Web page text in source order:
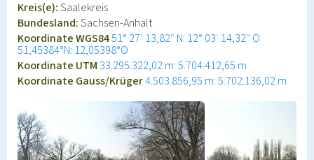
Kreis(e):Saalekreis
Bundesland:Sachsen-Anhalt
Koordinate WGS8451° 27′ 13,82″ N: 12° 03′ 14,32″ O
51,45384°N: 12,05398°O
Koordinate UTM 33.295.322,02 m: 5.704.412,65 m
Koordinate Gauss/Krüger4.503.856,95 m: 5.702.136,02 m